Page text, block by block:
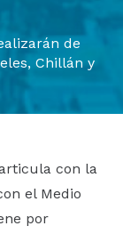
de
Chillán y
con la
el Medio
por